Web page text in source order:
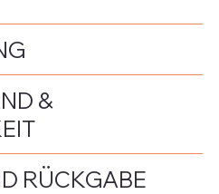
&
RÜCKGABE